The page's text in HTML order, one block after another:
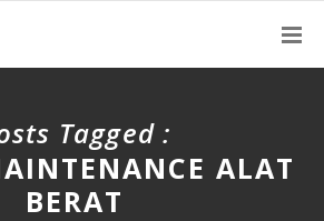
Tagged :
ALAT
BERAT